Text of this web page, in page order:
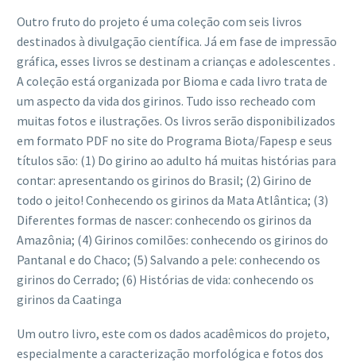
Outro fruto do projeto é uma coleção com seis livros
destinados à divulgação científica. Já em fase de impressão
gráfica, esses livros se destinam a crianças e adolescentes .
A coleção está organizada por Bioma e cada livro trata de
um aspecto da vida dos girinos. Tudo isso recheado com
muitas fotos e ilustrações. Os livros serão disponibilizados
em formato PDF no site do Programa Biota/Fapesp e seus
títulos são: (1) Do girino ao adulto há muitas histórias para
contar: apresentando os girinos do Brasil; (2) Girino de
todo o jeito! Conhecendo os girinos da Mata Atlântica; (3)
Diferentes formas de nascer: conhecendo os girinos da
Amazônia; (4) Girinos comilões: conhecendo os girinos do
Pantanal e do Chaco; (5) Salvando a pele: conhecendo os
girinos do Cerrado; (6) Histórias de vida: conhecendo os
girinos da Caatinga
Um outro livro, este com os dados acadêmicos do projeto,
especialmente a caracterização morfológica e fotos dos